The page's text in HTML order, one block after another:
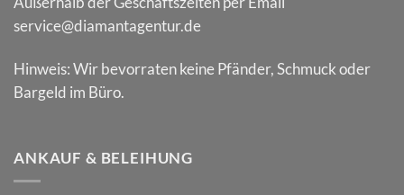
service@diamantagentur.de
Hinweis: Wir bevorraten keine Pfänder, Schmuck oder
Bargeld im Büro.
ANKAUF & BELEIHUNG